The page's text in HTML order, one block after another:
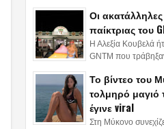
Οι
παίκτριας του
Η Αλεξία Κουβελά
GNTM που
Το βίντεο του
τολμηρό μαγιό
έγινε viral
Στη Μύκονο